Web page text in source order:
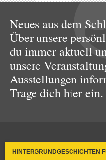
Neues aus dem
Über unsere
du immer aktuell
unsere
Ausstellungen
Trage dich hier ein.
HINTERGRUNDGESCHICHTEN